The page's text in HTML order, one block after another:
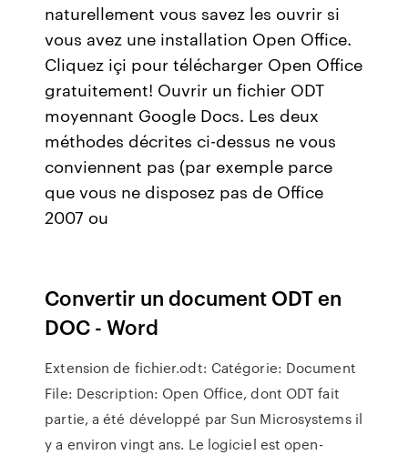
naturellement vous savez les ouvrir si
vous avez une installation Open Office.
Cliquez içi pour télécharger Open Office
gratuitement! Ouvrir un fichier ODT
moyennant Google Docs. Les deux
méthodes décrites ci-dessus ne vous
conviennent pas (par exemple parce
que vous ne disposez pas de Office
2007 ou
Convertir un document ODT en
DOC - Word
Extension de fichier.odt: Catégorie: Document
File: Description: Open Office, dont ODT fait
partie, a été développé par Sun Microsystems il
y a environ vingt ans. Le logiciel est open-